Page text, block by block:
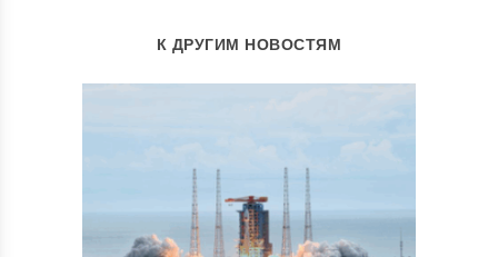
К ДРУГИМ НОВОСТЯМ